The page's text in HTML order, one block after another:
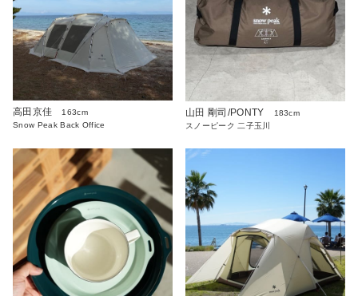
高田京佳
163cm
Snow Peak Back Office
山田 剛司/PONTY
183cm
スノーピーク 二子玉川